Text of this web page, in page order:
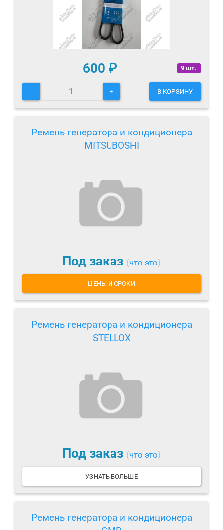
9 шт.
600 ₽
- + В КОРЗИНУ
Ремень генератора и кондиционера
MITSUBOSHI
Под заказ (что это)
ЦЕНЫ И СРОКИ
Ремень генератора и кондиционера
STELLOX
Под заказ (что это)
УЗНАТЬ БОЛЬШЕ
Ремень генератора и кондиционера